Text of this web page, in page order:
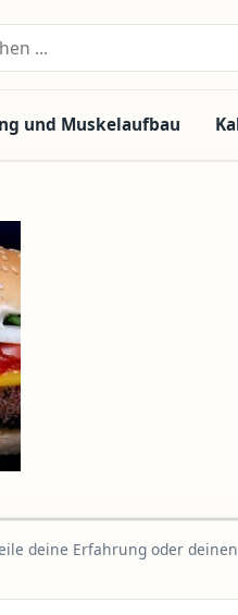
und Muskelaufbau
deine Erfahrung oder